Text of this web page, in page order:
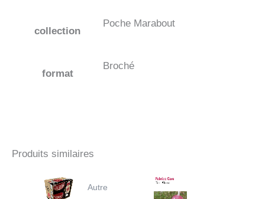
collection
Poche Marabout
format
Broché
Produits similaires
Autre